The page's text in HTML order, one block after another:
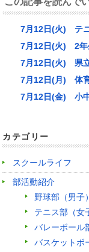
7月12日(火) テ
7月12日(火) 2年
7月12日(火) 県
7月12日(月) 体
7月12日(金) 小中
カテゴリー
スクールライフ
部活動紹介
野球部（男子）
テニス部（女
バレーボール
バスケットボ